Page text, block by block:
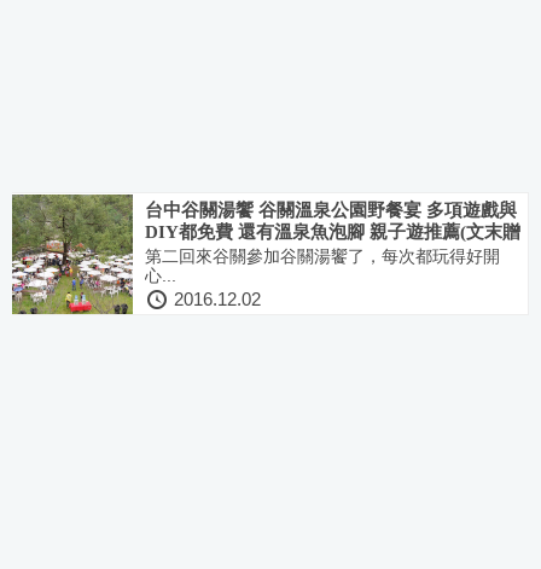
台中谷關湯饗 谷關溫泉公園野餐宴 多項遊戲與
DIY都免費 還有溫泉魚泡腳 親子遊推薦(文末贈
獎)
第二回來谷關參加谷關湯饗了，每次都玩得好開
心...
2016.12.02